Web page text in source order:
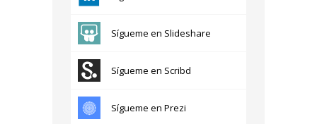
Sígueme en Slideshare
Sígueme en Scribd
Sígueme en Prezi